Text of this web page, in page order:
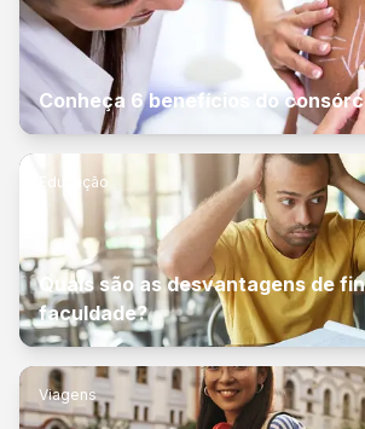
Conheça 6 benefícios do
Educação
Quais são as desvantagens de
faculdade?
Viagens